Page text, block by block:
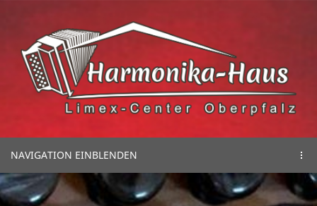
NAVIGATION EINBLENDEN